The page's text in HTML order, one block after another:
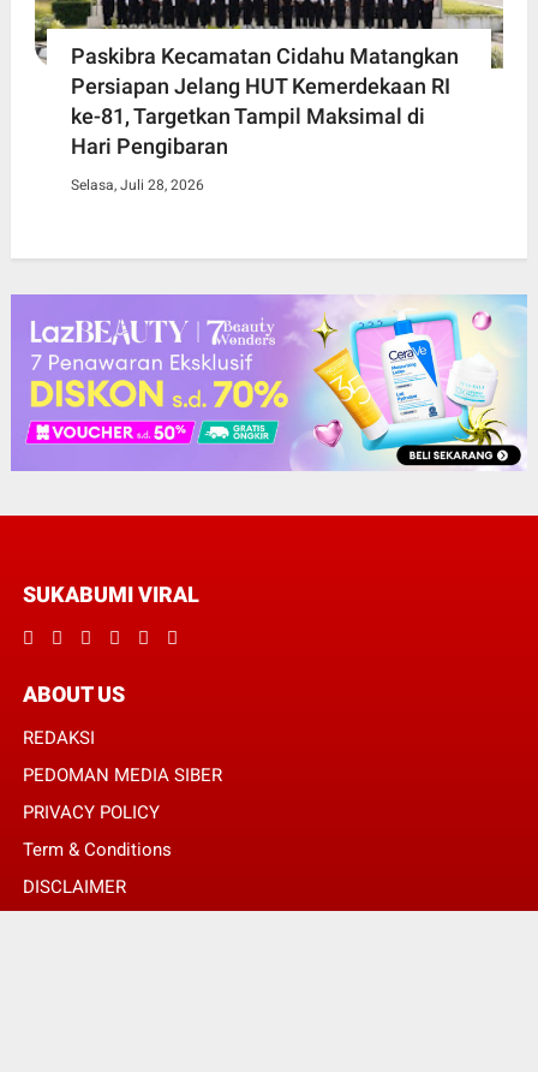
Paskibra Kecamatan Cidahu Matangkan
Persiapan Jelang HUT Kemerdekaan RI
ke-81, Targetkan Tampil Maksimal di
Hari Pengibaran
Selasa, Juli 28, 2026
SUKABUMI VIRAL
ABOUT US
REDAKSI
PEDOMAN MEDIA SIBER
PRIVACY POLICY
Term & Conditions
DISCLAIMER